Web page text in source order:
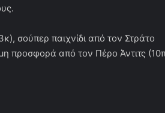
σούπερ παιχνίδι από τον Στράτο
προσφορά από τον Πέρο Άντιτς